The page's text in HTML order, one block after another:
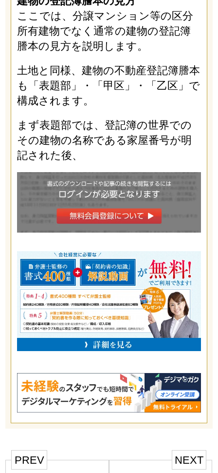
ここでは、分譲マンション等の区分
所有建物でなく通常の建物の登記簿
謄本の見方を説明します。
土地と同様、建物の不動産登記簿謄本
も「表題部」・「甲区」・「乙区」で
構成されます。
まず表題部では、登記簿の世界での
その建物の名称である家屋番号が明
記された後、
PREV NEXT